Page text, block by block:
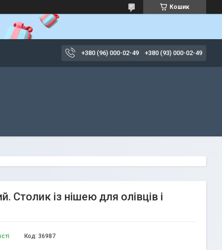
Кошик
+380 (96) 000-02-49 +380 (93) 000-02-49
Столик із нішею для олівців і
Код: 36987